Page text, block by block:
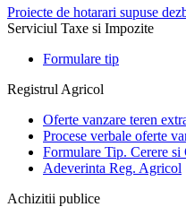
Proiecte de hotarari supuse
Serviciul Taxe si Impozite
Formulare tip
Registrul Agricol
Oferte vanzare teren
Procese verbale oferte
Formulare Tip. Cerere si
Adeverinta Reg. Agricol
Achizitii publice